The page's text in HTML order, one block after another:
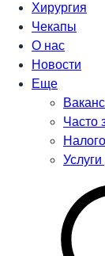
Хирургия
Чекапы
О нас
Новости
Еще
Часто